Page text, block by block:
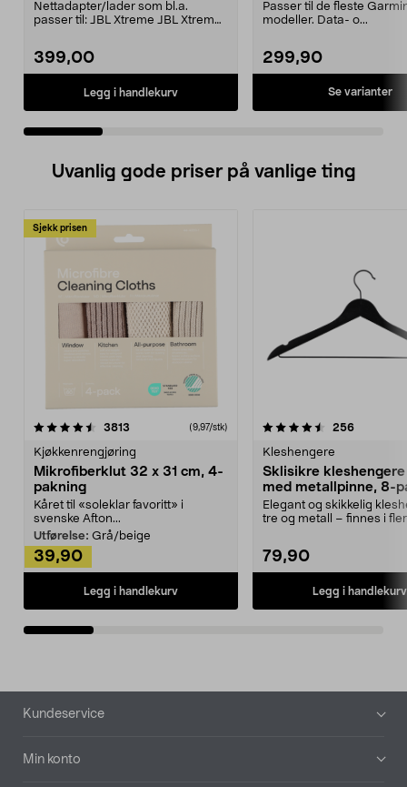
Nettadapter/lader som bl.a.
passer til: JBL Xtreme JBL Xtreme
399,00
Legg i handlekurv
Passer til de fleste
modeller. Data- o...
299,90
Se varianter
Uvanlig gode priser på vanlige ting
Sjekk prisen
3813 anmeldelser(9,97/stk)
Kjøkkenrengjøring
Mikrofiberklut 32 x 31 cm, 4-
pakning
Kåret til «soleklar favoritt» i
svenske Afton...
Utførelse: Grå/beige
39,90
Legg i handlekurv
4.5av 5 stjerner 256
Kleshengere
Sklisikre
med metallpinne, 8-
Elegant og skikkelig
tre og metall – finnes i
79,90
Legg i handlekurv
4.5av 5 stjerner
Bunntekst
Kundeservice
Min konto